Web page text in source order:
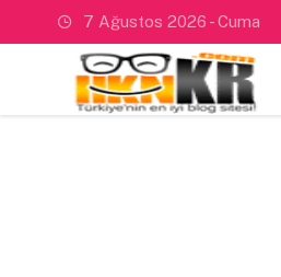
7 Ağustos 2026 - Cuma